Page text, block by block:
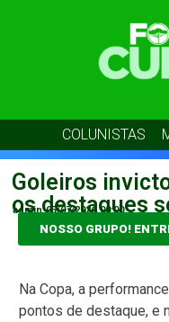
COLUNISTAS
Goleiros
os destaques
admin 05/07/2026 00:00
NOSSO GRUPO!
Na Copa, a
pontos de destaque, e